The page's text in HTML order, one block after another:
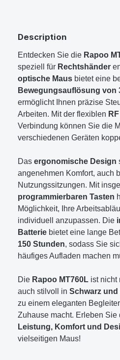
Description
Entdecken Sie die Rapoo
speziell für Rechtshänder
optische Maus bietet eine
Bewegungsauflösung von
ermöglicht Ihnen präzise
Arbeiten. Mit der flexiblen
Verbindung können Sie die
verschiedenen Geräten
Das ergonomische Design
angenehmen Komfort, auch
Nutzungssitzungen. Mit
programmierbaren Tasten
Möglichkeit, Ihre
individuell anzupassen. Die
Batterie bietet eine lange
150 Stunden, sodass Sie
häufiges Aufladen machen
Die Rapoo MT760L ist nicht
auch stilvoll in Schwarz und
zu einem eleganten
Zuhause macht. Erleben
Leistung, Komfort und
vielseitigen Maus!